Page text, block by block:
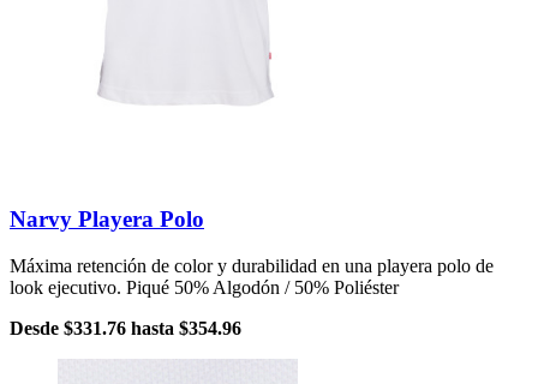
Narvy Playera Polo
Máxima retención de color y durabilidad en una playera polo de
look ejecutivo. Piqué 50% Algodón / 50% Poliéster
Desde $331.76 hasta $354.96